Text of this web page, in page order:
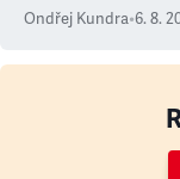
Ondřej Kundra•6. 8.